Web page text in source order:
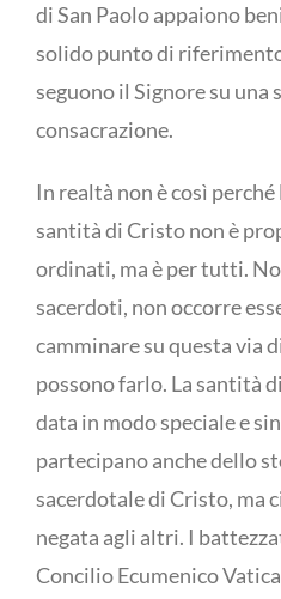
di San Paolo appaiono
solido punto di
seguono il Signore su una
consacrazione.
In realtà non è così
santità di Cristo non è
ordinati, ma è per tutti.
sacerdoti, non occorre
camminare su questa via
possono farlo. La santità
data in modo speciale e
partecipano anche dello
sacerdotale di Cristo, ma
negata agli altri. I
Concilio Ecumenico